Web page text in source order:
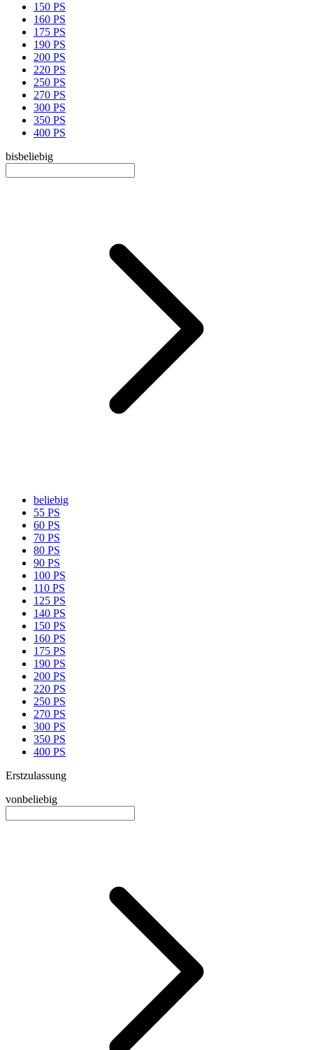
150 PS
160 PS
175 PS
190 PS
200 PS
220 PS
250 PS
270 PS
300 PS
350 PS
400 PS
bisbeliebig
beliebig
55 PS
60 PS
70 PS
80 PS
90 PS
100 PS
110 PS
125 PS
140 PS
150 PS
160 PS
175 PS
190 PS
200 PS
220 PS
250 PS
270 PS
300 PS
350 PS
400 PS
Erstzulassung
vonbeliebig